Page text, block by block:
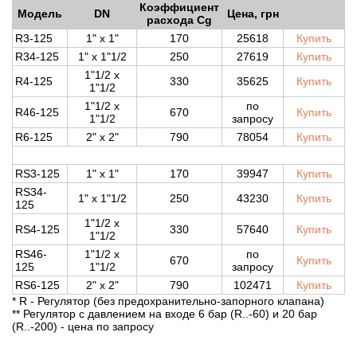
Модель DN
Коэффициент
расхода Cg
Цена, грн
R3-125
1" x 1" 170 25618
Купить
R34-125
1" x 1"1/2 250 27619
Купить
R4-125
1"1/2 x
1"1/2
330 35625 Купить
R46-125 1"1/2 x
1"1/2
670
по
запросу
Купить
R6-125
2" x 2" 790 78054 Купить
RS3-125 1" x 1" 170 39947
Купить
RS34-
125
1" x 1"1/2 250 43230 Купить
RS4-125 1"1/2 x
1"1/2
330 57640
Купить
RS46-
125
1"1/2 x
1"1/2
670
по
запросу
Купить
RS6-125 2" x 2" 790 102471
Купить
* R - Регулятор (без предохранительно-запорного клапана)
** Регулятор с давлением на входе 6 бар (R..-60) и 20 бар
(R..-200) - цена по запросу